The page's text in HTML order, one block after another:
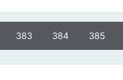
383 384 385